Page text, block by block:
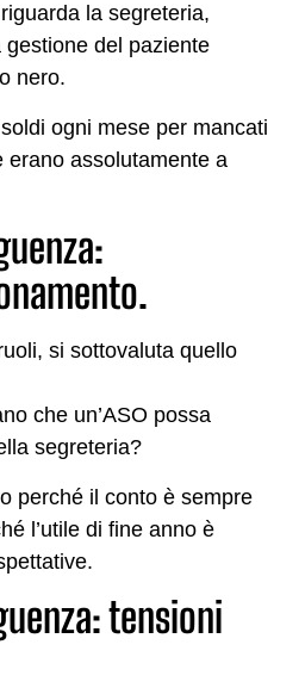
la segreteria,
gestione del paziente
nero.
ogni mese per mancati
erano assolutamente a
si sottovaluta quello
che un’ASO possa
segreteria?
perché il conto è sempre
l’utile di fine anno è
tensioni